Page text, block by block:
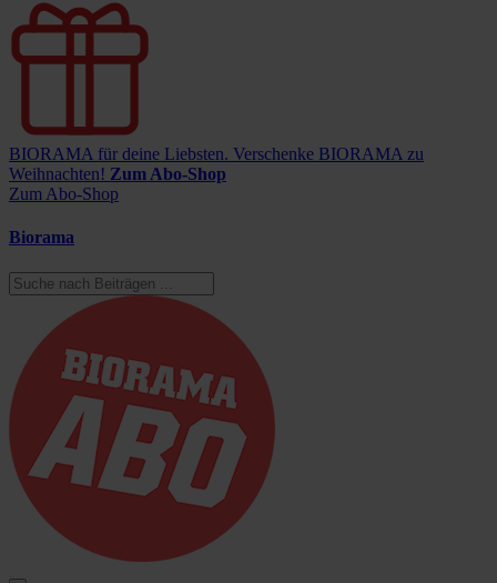
BIORAMA für deine Liebsten. Verschenke BIORAMA zu
Weihnachten! Zum Abo-Shop
Zum Abo-Shop
Biorama